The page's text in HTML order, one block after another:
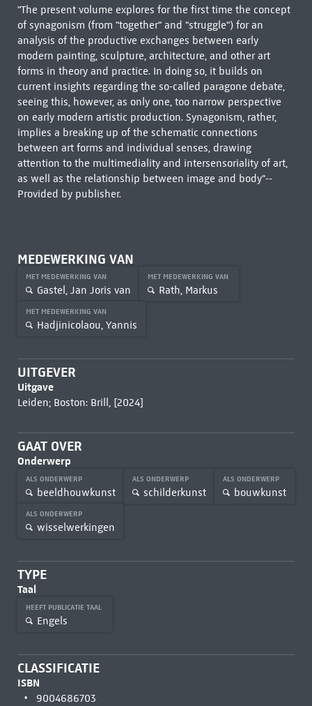
"The present volume explores for the first time the concept
of synagonism (from "together" and "struggle") for an
analysis of the productive exchanges between early
modern painting, sculpture, architecture, and other art
forms in theory and practice. In doing so, it builds on
current insights regarding the so-called paragone debate,
seeing this, however, as only one, too narrow perspective
on early modern artistic production. Synagonism, rather,
implies a breaking up of the schematic connections
between art forms and individual senses, drawing
attention to the multimediality and intersensoriality of art,
as well as the relationship between image and body"--
Provided by publisher.
MEDEWERKING VAN
MET MEDEWERKING VAN
Gastel, Jan Joris van
MET MEDEWERKING VAN
Rath, Markus
MET MEDEWERKING VAN
Hadjinicolaou, Yannis
UITGEVER
Uitgave
Leiden; Boston: Brill, [2024]
GAAT OVER
Onderwerp
ALS ONDERWERP
beeldhouwkunst
ALS ONDERWERP
schilderkunst
ALS ONDERWERP
bouwkunst
ALS ONDERWERP
wisselwerkingen
TYPE
Taal
HEEFT PUBLICATIE TAAL
Engels
CLASSIFICATIE
ISBN
9004686703